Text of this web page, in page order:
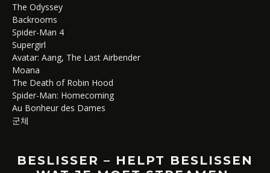
The Odyssey
Backrooms
Spider-Man 4
Supergirl
Avatar: Aang, The Last Airbender
Moana
The Death of Robin Hood
Spider-Man: Homecoming
Au Bonheur des Dames
군체
BESLISSER – HELPT BESLISSEN